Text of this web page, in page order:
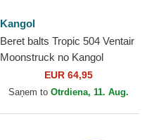
Kangol
Beret balts Tropic 504 Ventair
Moonstruck no Kangol
EUR 64,95
Saņem to Otrdiena, 11. Aug.